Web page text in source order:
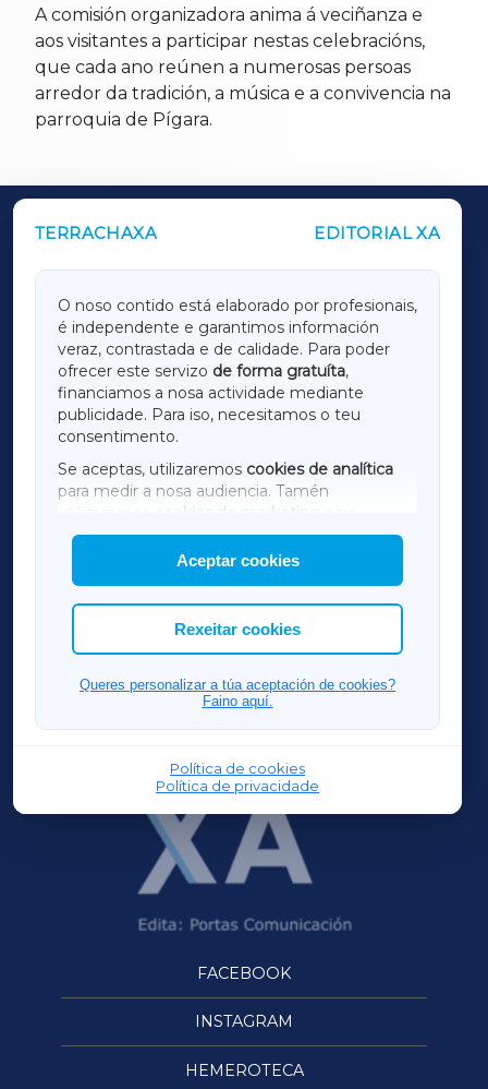
A comisión organizadora anima á veciñanza e
aos visitantes a participar nestas celebracións,
que cada ano reúnen a numerosas persoas
arredor da tradición, a música e a convivencia na
parroquia de Pígara.
TERRACHAXA EDITORIAL XA
O noso contido está elaborado por profesionais,
é independente e garantimos información
veraz, contrastada e de calidade. Para poder
ofrecer este servizo de forma gratuíta,
financiamos a nosa actividade mediante
publicidade. Para iso, necesitamos o teu
consentimento.
Se aceptas, utilizaremos cookies de analítica
para medir a nosa audiencia. Tamén
utilizaremos
cookies de marketing
mostrar publicidade de terceiros.
Así mesmo, podes personalizar a elección das
cookies que desexas permitir.
Aceptar cookies
Rexeitar cookies
Queres personalizar a túa aceptación de cookies?
Faino aquí.
Política de cookies
Política de privacidade
OUTROS PERIÓDICOS
LUGOXA
TERRACHAXA
AMARIÑAXA
RIBEIRASACRAXA
ACORUÑAXA
FERROLXA
OURENSEXA
FACEBOOK
INSTAGRAM
HEMEROTECA